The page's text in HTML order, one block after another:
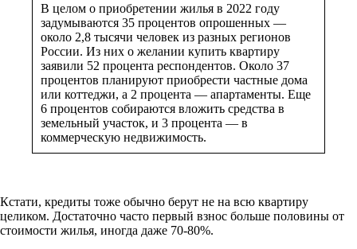
В целом о приобретении жилья в 2022 году
задумываются 35 процентов опрошенных —
около 2,8 тысячи человек из разных регионов
России. Из них о желании купить квартиру
заявили 52 процента респондентов. Около 37
процентов планируют приобрести частные дома
или коттеджи, а 2 процента — апартаменты. Еще
6 процентов собираются вложить средства в
земельный участок, и 3 процента — в
коммерческую недвижимость.
Кстати, кредиты тоже обычно берут не на всю квартиру
целиком. Достаточно часто первый взнос больше половины от
стоимости жилья, иногда даже 70-80%.